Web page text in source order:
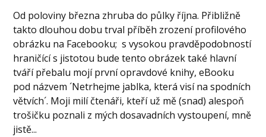
Od poloviny března zhruba do půlky října. Přibližně
takto dlouhou dobu trval příběh zrození profilového
obrázku na Facebooku; s vysokou pravděpodobností
hraničící s jistotou bude tento obrázek také hlavní
tváří přebalu mojí první opravdové knihy, eBooku
pod názvem ´Netrhejme jablka, která visí na spodních
větvích´. Moji milí čtenáři, kteří už mě (snad) alespoň
trošičku poznali z mých dosavadních vystoupení, mně
jistě...